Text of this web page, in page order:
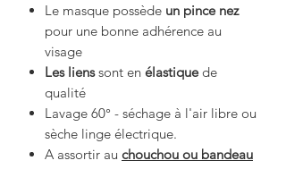
Le masque possède un pince nez
pour une bonne adhérence au
visage
Les lienssont en élastiquede
qualité
Lavage 60° - séchage à l'air libre ou
sèche linge électrique.
A assortir au chouchou ou bandeau